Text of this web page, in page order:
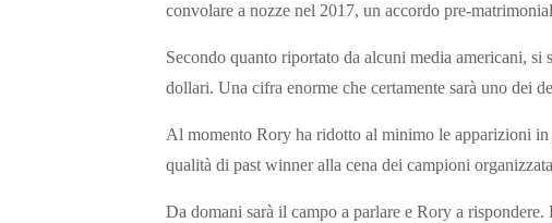
convolare a nozze nel 2017, un accordo pre-
Secondo quanto riportato da alcuni media americani,
dollari. Una cifra enorme che certamente sarà uno dei
Al momento Rory ha ridotto al minimo le apparizioni
qualità di past winner alla cena dei campioni
Da domani sarà il campo a parlare e Rory a